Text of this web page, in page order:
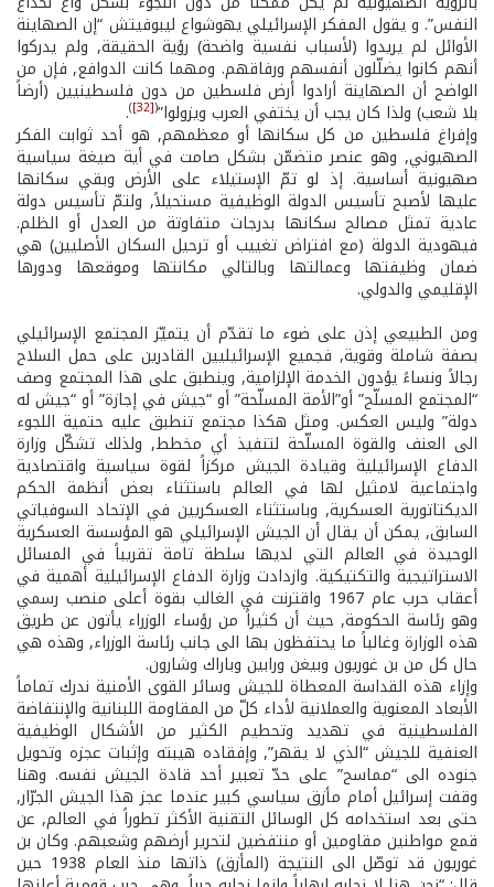
النفس”. و يقول المفكر الإسرائيلي يهوشواع ليبوفيتش “إن الصهاينة
الأوائل لم يريدوا (لأسباب نفسية واضحة) رؤية الحقيقة, ولم يدركوا
أنهم كانوا يضلّلون أنفسهم ورفاقهم. ومهما كانت الدوافع, فإن من
الواضح أن الصهاينة أرادوا أرض فلسطين من دون فلسطينيين (أرضاً
بلا شعب) ولذا كان يجب أن يختفي العرب ويزولوا”(
[32]
)
.
وإفراغ فلسطين من كل سكانها أو معظمهم, هو أحد ثوابت الفكر
الصهيوني, وهو عنصر متضمّن بشكل صامت في أية صيغة سياسية
صهيونية أساسية. إذ لو تمّ الإستيلاء على الأرض وبقي سكانها
عليها لأصبح تأسيس الدولة الوظيفية مستحيلاً, ولتمّ تأسيس دولة
عادية تمثل مصالح سكانها بدرجات متفاوتة من العدل أو الظلم.
فيهودية الدولة (مع افتراض تغييب أو ترحيل السكان الأصليين) هي
ضمان وظيفتها وعمالتها وبالتالي مكانتها وموقعها ودورها
الإقليمي والدولي.
ومن الطبيعي إذن على ضوء ما تقدّم أن يتميّز المجتمع الإسرائيلي
بصفة شاملة وقوية, فجميع الإسرائيليين القادرين على حمل السلاح
رجالاً ونساءً يؤدون الخدمة الإلزامية, وينطبق على هذا المجتمع وصف
“المجتمع المسلّح” أو”الأمة المسلّحة” أو “جيش في إجازة” أو “جيش له
دولة” وليس العكس. ومثل هكذا مجتمع تنطبق عليه حتمية اللجوء
الى العنف والقوة المسلّحة لتنفيذ أي مخطط, ولذلك تشكّل وزارة
الدفاع الإسرائيلية وقيادة الجيش مركزاً لقوة سياسية واقتصادية
واجتماعية لامثيل لها في العالم باستثناء بعض أنظمة الحكم
الديكتاتورية العسكرية, وباستثناء العسكريين في الإتحاد السوفياتي
السابق, يمكن أن يقال أن الجيش الإسرائيلي هو المؤسسة العسكرية
الوحيدة في العالم التي لديها سلطة تامة تقريباً في المسائل
الاستراتيجية والتكتيكية. وازدادت وزارة الدفاع الإسرائيلية أهمية في
أعقاب حرب عام 1967 واقترنت في الغالب بقوة أعلى منصب رسمي
وهو رئاسة الحكومة, حيث أن كثيراً من رؤساء الوزراء يأتون عن طريق
هذه الوزارة وغالباً ما يحتفظون بها الى جانب رئاسة الوزراء, وهذه هي
حال كل من بن غوريون وبيغن ورابين وباراك وشارون.
وإزاء هذه القداسة المعطاة للجيش وسائر القوى الأمنية ندرك تماماً
الأبعاد المعنوية والعملانية لأداء كلّ من المقاومة اللبنانية والإنتفاضة
الفلسطينية في تهديد وتحطيم الكثير من الأشكال الوظيفية
العنفية للجيش “الذي لا يقهر”, وإفقاده هيبته وإثبات عجزه وتحويل
جنوده الى “مماسح” على حدّ تعبير أحد قادة الجيش نفسه. وهنا
وقفت إسرائيل أمام مأزق سياسي كبير عندما عجز هذا الجيش الجرّار,
حتى بعد استخدامه كل الوسائل التقنية الأكثر تطوراً في العالم, عن
قمع مواطنين مقاومين أو منتفضين لتحرير أرضهم وشعبهم. وكان بن
غوريون قد توصّل الى النتيجة (المأزق) ذاتها منذ العام 1938 حين